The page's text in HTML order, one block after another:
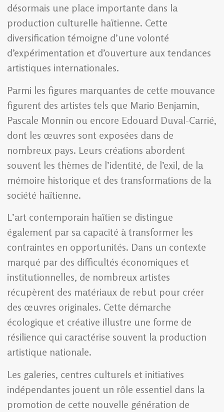
désormais une place importante dans la
production culturelle haïtienne. Cette
diversification témoigne d’une volonté
d’expérimentation et d’ouverture aux tendances
artistiques internationales.
Parmi les figures marquantes de cette mouvance
figurent des artistes tels que Mario Benjamin,
Pascale Monnin ou encore Edouard Duval-Carrié,
dont les œuvres sont exposées dans de
nombreux pays. Leurs créations abordent
souvent les thèmes de l’identité, de l’exil, de la
mémoire historique et des transformations de la
société haïtienne.
L’art contemporain haïtien se distingue
également par sa capacité à transformer les
contraintes en opportunités. Dans un contexte
marqué par des difficultés économiques et
institutionnelles, de nombreux artistes
récupèrent des matériaux de rebut pour créer
des œuvres originales. Cette démarche
écologique et créative illustre une forme de
résilience qui caractérise souvent la production
artistique nationale.
Les galeries, centres culturels et initiatives
indépendantes jouent un rôle essentiel dans la
promotion de cette nouvelle génération de